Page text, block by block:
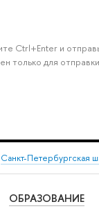
Ctrl+Enter и
только для
Санкт-Петербургская
ОБРАЗОВАНИЕ